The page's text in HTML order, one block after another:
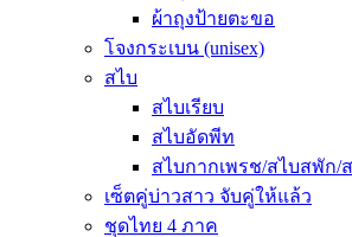
ผ้าถุงป้ายตะขอ
โจงกระเบน (unisex)
สไบ
สไบเรียบ
สไบอัดพีท
สไบกากเพรช/สไบสพัก/
เซ็ตคู่บ่าวสาว จับคู่ให้แล้ว
ชุดไทย 4 ภาค